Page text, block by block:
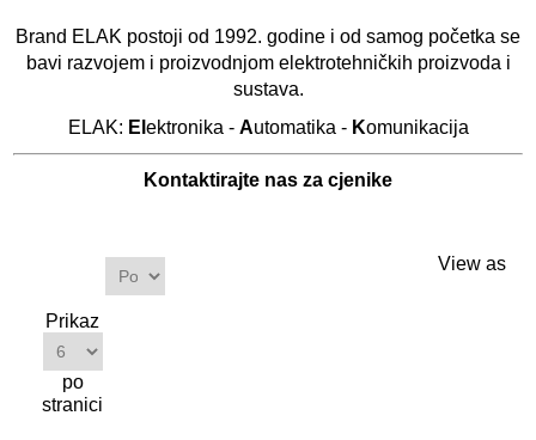
Brand ELAK postoji od 1992. godine i od samog početka se
bavi razvojem i proizvodnjom elektrotehničkih proizvoda i
sustava.
ELAK: El ektronika - Automatika - Komunikacija
Kontaktirajte nas za cjenike
View as
Prikaz
po
stranici